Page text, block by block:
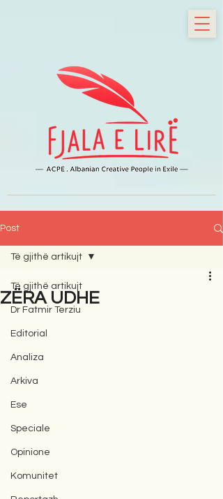
Post
Të gjithë artikujt
Dr Fatmir Terziu
Editorial
Analiza
Arkiva
Ese
Speciale
Opinione
Komunitet
Të gjithë artikujt
ZËRA UDHE